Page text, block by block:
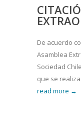
De acuerdo
Asamblea
Sociedad
que se
read more →